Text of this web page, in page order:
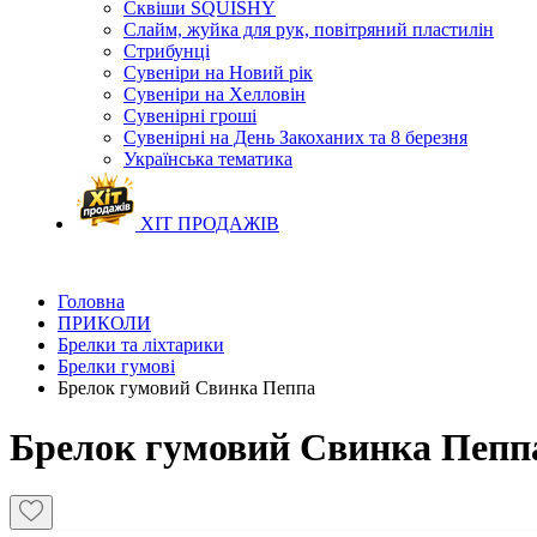
Сквіши SQUISHY
Слайм, жуйка для рук, повітряний пластилін
Стрибунці
Сувеніри на Новий рік
Сувеніри на Хелловін
Сувенірні гроші
Сувенірні на День Закоханих та 8 березня
Українська тематика
ХІТ ПРОДАЖІВ
Головна
ПРИКОЛИ
Брелки та ліхтарики
Брелки гумові
Брелок гумовий Свинка Пеппа
Брелок гумовий Свинка